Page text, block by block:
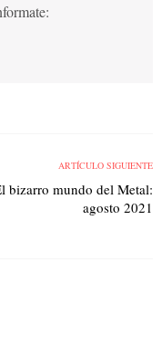
ARTÍCULO SIGUIENTE
bizarro mundo del Metal:
agosto 2021